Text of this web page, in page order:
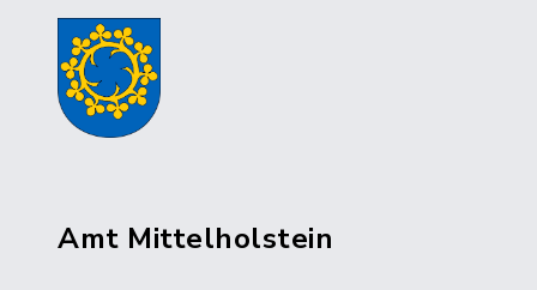
Amt Mittelholstein